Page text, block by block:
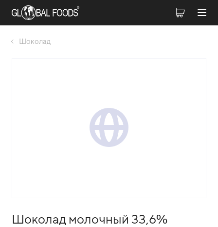
Шоколад
Шоколад молочный 33,6%